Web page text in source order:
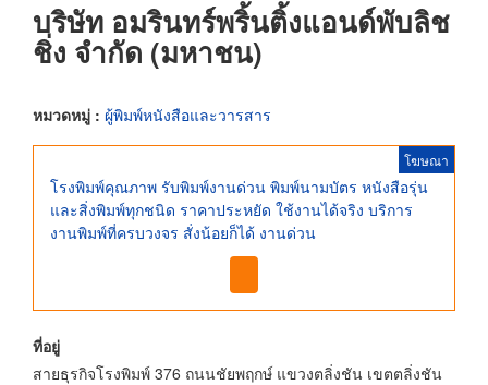
บริษัท อมรินทร์พริ้นติ้งแอนด์พับลิช
ชิ่ง จำกัด (มหาชน)
หมวดหมู่ : ผู้พิมพ์หนังสือและวารสาร
โฆษณา
โรงพิมพ์คุณภาพ รับพิมพ์งานด่วน พิมพ์นามบัตร หนังสือรุ่น
และสิ่งพิมพ์ทุกชนิด ราคาประหยัด ใช้งานได้จริง บริการ
งานพิมพ์ที่ครบวงจร สั่งน้อยก็ได้ งานด่วน
ที่อยู่
สายธุรกิจโรงพิมพ์ 376 ถนนชัยพฤกษ์ แขวงตลิ่งชัน เขตตลิ่งชัน